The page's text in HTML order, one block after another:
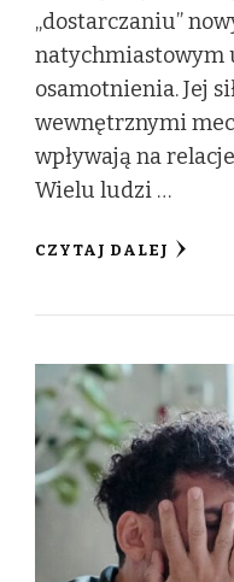
„dostarczaniu”
natychmiastowym
osamotnienia. Jej
wewnętrznymi
wpływają na
Wielu ludzi …
CZYTAJ DALEJ